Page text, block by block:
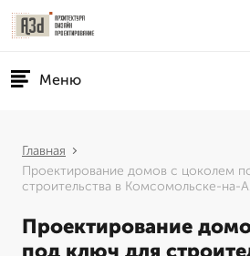
Меню
Главная
Проектирование домов с цоколем
строительства в Комсомольске-на-
Проектирование
под ключ для